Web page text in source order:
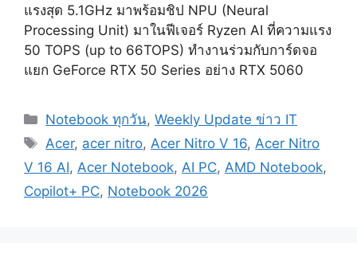
แรงสุด 5.1GHz มาพร้อมชิป NPU (Neural
Processing Unit) มาในฟีเจอร์ Ryzen AI ที่ความแรง
50 TOPS (up to 66TOPS) ทำงานร่วมกับการ์ดจอ
แยก GeForce RTX 50 Series อย่าง RTX 5060
Categories
Notebook ทุกวัน,Weekly Update ข่าว IT
Tags
Acer, acer nitro,Acer Nitro V 16,Acer Nitro
V 16 AI, Acer Notebook, AI PC, AMD Notebook,
Copilot+ PC, Notebook 2026